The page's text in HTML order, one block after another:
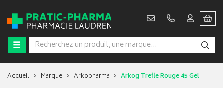
Accueil Marque Arkopharma Arkog Trefle Rouge 45 Gel